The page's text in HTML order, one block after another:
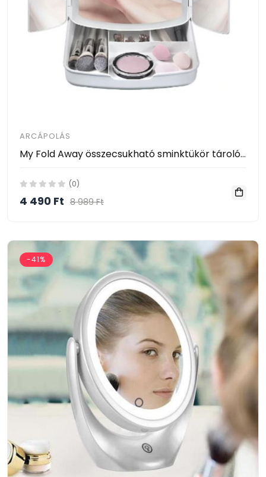
ARCÁPOLÁS
My Fold Away összecsukható sminktükör tárolóval
(0)
4 490 Ft 8 989 Ft
-41%